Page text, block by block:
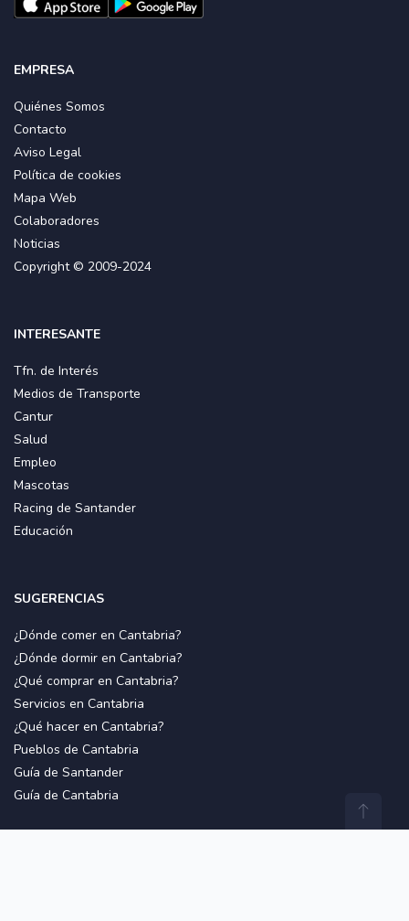
EMPRESA
Quiénes Somos
Contacto
Aviso Legal
Política de cookies
Mapa Web
Colaboradores
Noticias
Copyright © 2009-2024
INTERESANTE
Tfn. de Interés
Medios de Transporte
Cantur
Salud
Empleo
Mascotas
Racing de Santander
Educación
SUGERENCIAS
¿Dónde comer en Cantabria?
¿Dónde dormir en Cantabria?
¿Qué comprar en Cantabria?
Servicios en Cantabria
¿Qué hacer en Cantabria?
Pueblos de Cantabria
Guía de Santander
Guía de Cantabria